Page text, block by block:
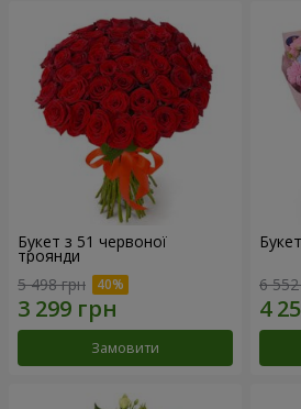
Букет з 51 червоної
троянди
5 498 грн
Замовити
6